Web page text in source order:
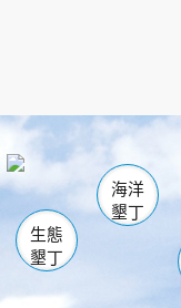
海生館
恆春
龍鑾潭
瓊麻
關山
白砂
生態
墾丁
海洋
墾丁